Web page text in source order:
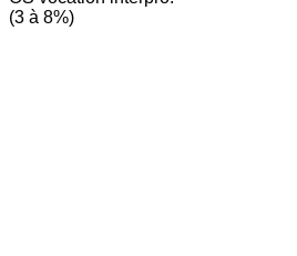
(3 à 8%)